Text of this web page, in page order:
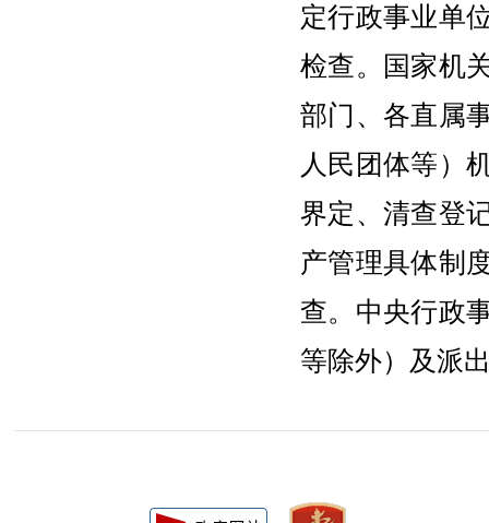
定行政事业单
检查。国家机
部门、各直属
人民团体等）
界定、清查登
产管理具体制
查。中央行政
等除外）及派